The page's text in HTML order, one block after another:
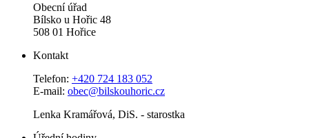
Obecní úřad
Bílsko u Hořic 48
508 01 Hořice
Kontakt
Telefon: +420 724 183 052
E-mail: obec@bilskouhoric.cz
Lenka Kramářová, DiS. - starostka